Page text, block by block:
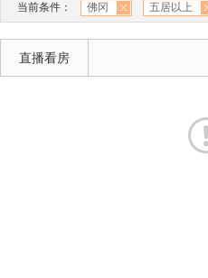
当前条件： 佛冈 五居以上
直播看房